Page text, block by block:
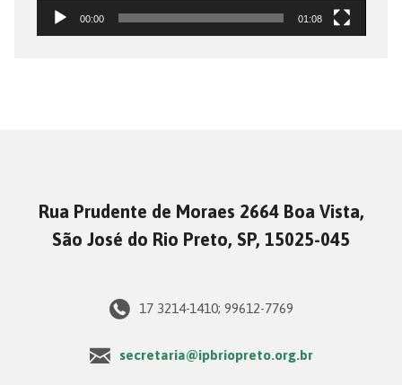
00:00 01:08
Rua Prudente de Moraes 2664 Boa Vista,
São José do Rio Preto, SP, 15025-045
17 3214-1410; 99612-7769
secretaria@ipbriopreto.org.br